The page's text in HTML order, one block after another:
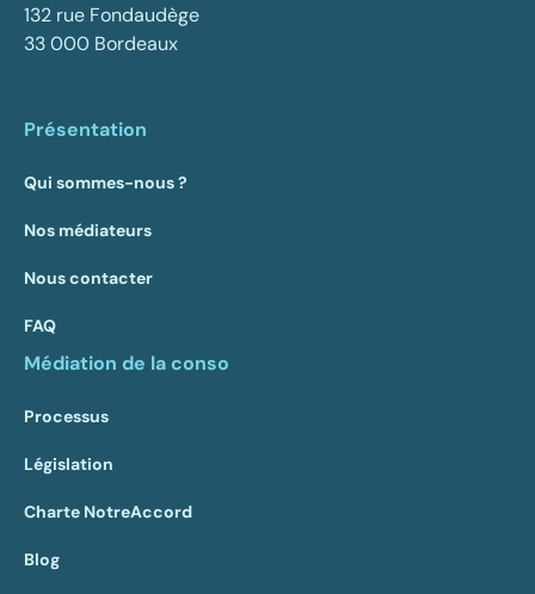
132 rue Fondaudège
33 000 Bordeaux
Présentation
Qui sommes-nous ?
Nos médiateurs
Nous contacter
FAQ
Médiation de la conso
Processus
Législation
Charte NotreAccord
Blog